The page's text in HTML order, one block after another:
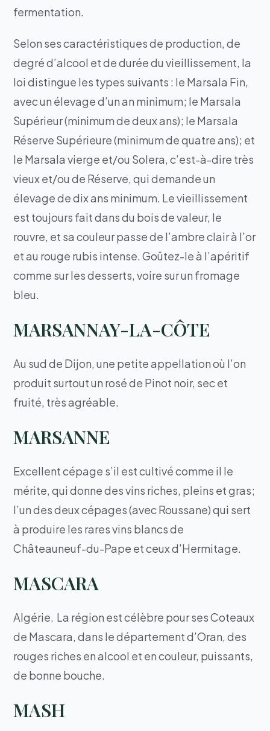
fermentation.
Selon ses caractéristiques de production, de
degré d’alcool et de durée du vieillissement, la
loi distingue les types suivants : le Marsala Fin,
avec un élevage d’un an minimum; le Marsala
Supérieur (minimum de deux ans); le Marsala
Réserve Supérieure (minimum de quatre ans); et
le Marsala vierge et/ou Solera, c’est-à-dire très
vieux et/ou de Réserve, qui demande un
élevage de dix ans minimum. Le vieillissement
est toujours fait dans du bois de valeur, le
rouvre, et sa couleur passe de l’ambre clair à l’or
et au rouge rubis intense. Goûtez-le à l’apéritif
comme sur les desserts, voire sur un fromage
bleu.
MARSANNAY-LA-CÔTE
Au sud de Dijon, une petite appellation où l’on
produit surtout un rosé de Pinot noir, sec et
fruité, très agréable.
MARSANNE
Excellent cépage s’il est cultivé comme il le
mérite, qui donne des vins riches, pleins et gras;
l’un des deux cépages (avec Roussane) qui sert
à produire les rares vins blancs de
Châteauneuf-du-Pape et ceux d’Hermitage.
MASCARA
Algérie. La région est célèbre pour ses Coteaux
de Mascara, dans le département d’Oran, des
rouges riches en alcool et en couleur, puissants,
de bonne bouche.
MASH